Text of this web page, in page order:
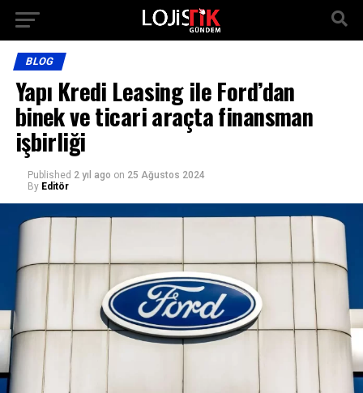
BLOG
Yapı Kredi Leasing ile Ford’dan
binek ve ticari araçta finansman
işbirliği
Published 2 yıl ago on 25 Ağustos 2024
By Editör